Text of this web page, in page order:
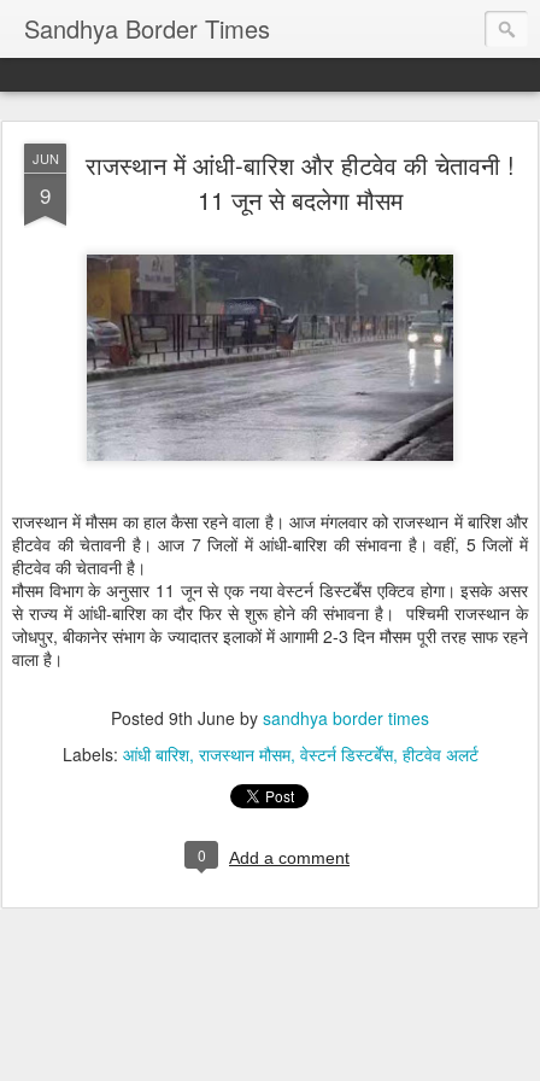
Sandhya Border Times
JUN
9
राजस्थान में आंधी-बारिश और हीटवेव की चेतावनी !
11 जून से बदलेगा मौसम
राजस्थान में मौसम का हाल कैसा रहने वाला है। आज मंगलवार को राजस्थान में बारिश और
हीटवेव की चेतावनी है। आज 7 जिलों में आंधी-बारिश की संभावना है। वहीं, 5 जिलों में
हीटवेव की चेतावनी है।
मौसम विभाग के अनुसार 11 जून से एक नया वेस्टर्न डिस्टर्बेंस एक्टिव होगा। इसके असर
से राज्य में आंधी-बारिश का दौर फिर से शुरू होने की संभावना है। पश्चिमी राजस्थान के
जोधपुर, बीकानेर संभाग के ज्यादातर इलाकों में आगामी 2-3 दिन मौसम पूरी तरह साफ रहने
वाला है।
Posted 9th June by sandhya border times
Labels: आंधी बारिश राजस्थान मौसम वेस्टर्न डिस्टर्बेंस हीटवेव अलर्ट
0 Add a comment